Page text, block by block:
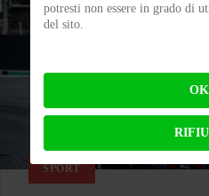
SPORT
potresti non essere in grado di
del sito.
OK